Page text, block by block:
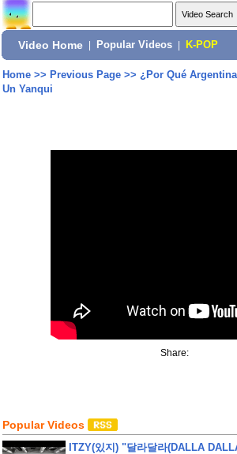
Video Home Popular Videos K-POP
Home>> Previous Page>> ¿Por Qué
Un Yanqui
Share:
Popular Videos
ITZY(있지) "달라달라(DALLA